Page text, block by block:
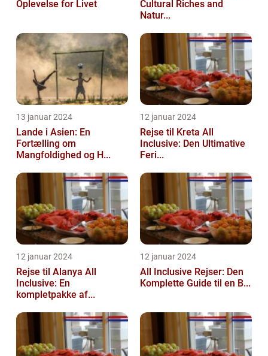
Oplevelse for Livet
Cultural Riches and
Natur...
13 januar 2024
Lande i Asien: En
Fortælling om
Mangfoldighed og H...
12 januar 2024
Rejse til Kreta All
Inclusive: Den Ultimative
Feri...
12 januar 2024
Rejse til Alanya All
Inclusive: En
kompletpakke af...
12 januar 2024
All Inclusive Rejser: Den
Komplette Guide til en B...